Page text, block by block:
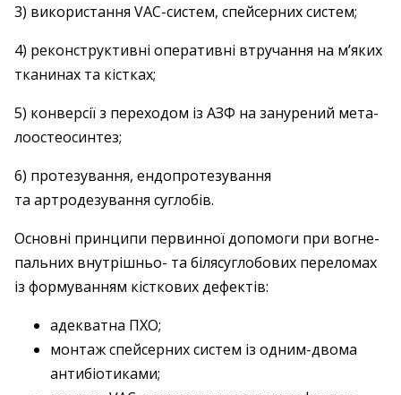
3) використання VAC-систем, спейсерних систем;
4) реконструктивні оперативні втручання на м’яких
тканинах та кістках;
5) конверсії з переходом із АЗФ на занурений мета­
лоостеосинтез;
6) протезування, ендопротезування
та артродезування суглобів.
Основні принципи первинної допомоги при вогне­
пальних внутрішньо- та білясуглобових переломах
із формуванням кісткових дефектів:
адекватна ПХО;
монтаж спейсерних систем із одним-двома
анти­біо­тиками;